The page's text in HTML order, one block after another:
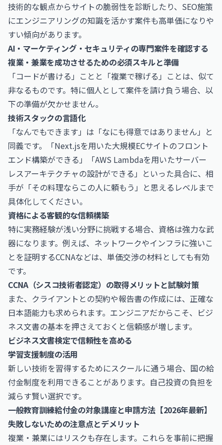
技術的な観点からサイトの脆弱性を診断したり、SEO施策
にエンジニアリングの知識を活かす案件も高単価になりや
すい傾向があります。
AI・マーケティング・セキュリティの専門案件を確認する
複業・兼業を成功させるための必須スキルと準備
「コードが書ける」ことと「複業で稼げる」ことは、似て
非なるものです。特に個人として案件を請け負う場合、以
下の準備が欠かせません。
技術スタックの言語化
「なんでもできます」は「なにも得意ではありません」と
同義です。「Next.jsを用いた大規模ECサイトのフロント
エンド構築ができる」「AWS Lambdaを用いたサーバー
レスアーキテクチャの設計ができる」といった具合に、相
手が「その料理ならこの人に頼もう」と思えるレベルまで
具体化してください。
資格による客観的な信頼構築
特に実務経験が浅い分野に挑戦する場合、資格は強力な武
器になります。例えば、ネットワークやインフラに強いこ
とを証明するCCNAなどは、単価交渉の材料としても有効
です。
CCNA（シスコ技術者認定）の取得メリットと試験対策
また、クライアントとの契約や報告書の作成には、正確な
日本語能力も求められます。エンジニアだからこそ、ビジ
ネス文書の基本を押さえておくと信頼感が増します。
ビジネス文書検定で信頼性を高める
学習支援制度の活用
新しい技術を習得するためにスクールに通う場合、国の給
付金制度を利用できることがあります。自己投資の負担を
減らす賢い選択です。
一般教育訓練給付金の対象講座と申請方法【2026年最新】
失敗しないための注意点とデメリット
複業・兼業にはリスクも存在します。これらを事前に把握